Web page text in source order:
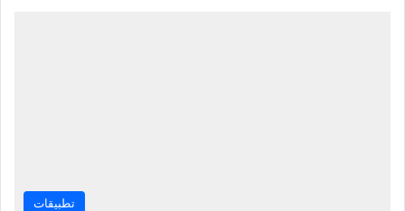
تطبيقات